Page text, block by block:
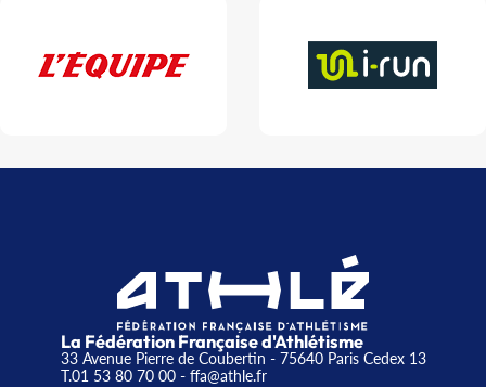
La Fédération Française d'Athlétisme
33 Avenue Pierre de Coubertin - 75640 Paris Cedex 13
T.01 53 80 70 00- ffa@athle.fr